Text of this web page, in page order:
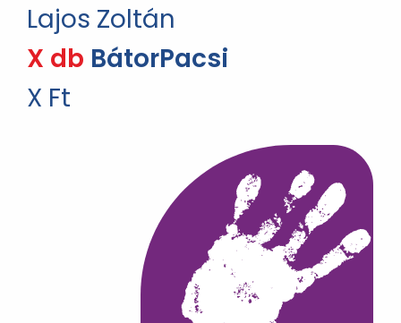
Lajos Zoltán
X db BátorPacsi
X Ft